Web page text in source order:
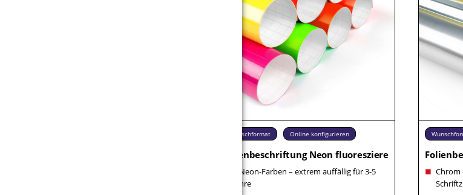
Wunschformat Online konfigurieren
Folienbeschriftung Neon fluoreszierend
7 Neon-Farben – extrem auffällig für 3-5
Jahre
Chrom